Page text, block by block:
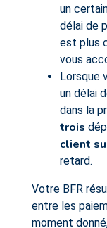
un
délai de
est plus
vous
Lorsque
un délai
dans la
trois
client
retard.
Votre BFR
entre les
moment